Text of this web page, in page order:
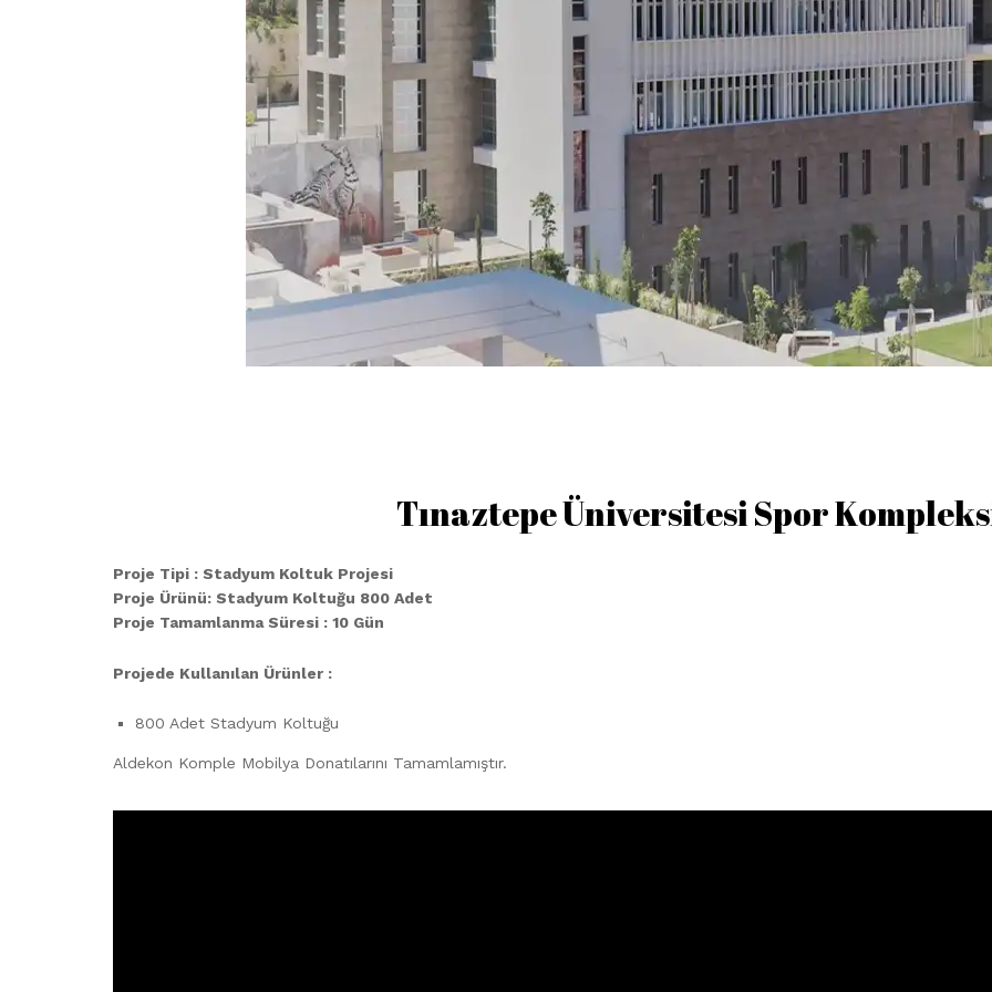
Tınaztepe Üniversitesi Spor
Proje Tipi : Stadyum Koltuk Projesi
Proje Ürünü: Stadyum Koltuğu 800 Adet
Proje Tamamlanma Süresi : 10 Gün
Projede Kullanılan Ürünler :
800 Adet Stadyum Koltuğu
Aldekon Komple Mobilya Donatılarını Tamamlamıştır.